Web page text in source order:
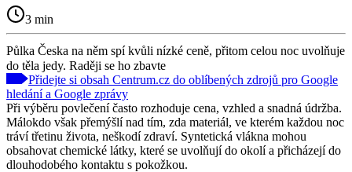
3 min
Půlka Česka na něm spí kvůli nízké ceně, přitom celou noc uvolňuje
do těla jedy. Raději se ho zbavte
Přidejte si obsah Centrum.cz do oblíbených zdrojů pro Google
hledání a Google zprávy
Při výběru povlečení často rozhoduje cena, vzhled a snadná údržba.
Málokdo však přemýšlí nad tím, zda materiál, ve kterém každou noc
tráví třetinu života, neškodí zdraví. Syntetická vlákna mohou
obsahovat chemické látky, které se uvolňují do okolí a přicházejí do
dlouhodobého kontaktu s pokožkou.